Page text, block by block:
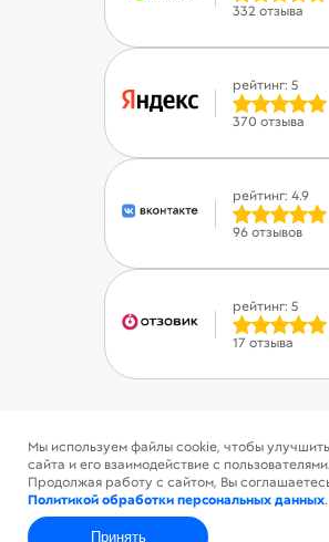
332 отзыва
рейтинг: 5
370 отзыва
рейтинг: 4.9
96 отзывов
рейтинг: 5
17 отзыва
Политика конфиденциальности
Пользовательское соглашение
ⓒ Savinsname 2015-2026. Все права
Мы используем файлы cookie, чтобы
сайта и его взаимодействие с пользователями.
Продолжая работу с сайтом, Вы
Политикой обработки персональных данных.
Принять